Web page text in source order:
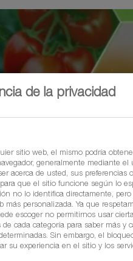
a Google para mostrar
la política de privacidad [
de la privacidad
sitio web, el mismo podría
generalmente mediante el
acerca de usted, sus preferencias
que el sitio funcione según lo
no lo identifica directamente,
más personalizada. Ya que
escoger no permitirnos usar
cada categoría para saber más y
Sin embargo, el
su experiencia en el sitio y los